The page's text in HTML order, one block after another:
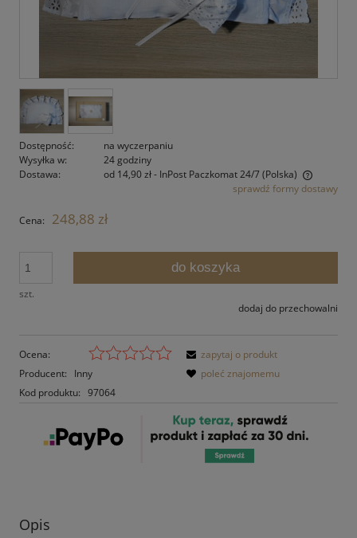
Dostępność:
na wyczerpaniu
Wysyłka w:
24 godziny
Dostawa:
od 14,90 zł- InPost Paczkomat 24/7(Polska)
Cena nie zawiera ewentualnych kosztów płatnościsprawdź formy dostawy
Cena: 248,88 zł
szt.
do koszyka
dodaj do przechowalni
Ocena:
Producent:
Inny
Kod produktu: 97064
zapytaj o produkt
poleć znajomemu
Opis